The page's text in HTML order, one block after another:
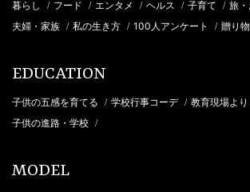
暮らし / フード / エンタメ / ヘルス / 子育て / 旅
夫婦・家族 / 私の生き方 / 100人アンケート / 贈り物
EDUCATION
子供の五感を育てる / 学校行事コーデ / 教育現場より
子供の進路・学校 /
MODEL